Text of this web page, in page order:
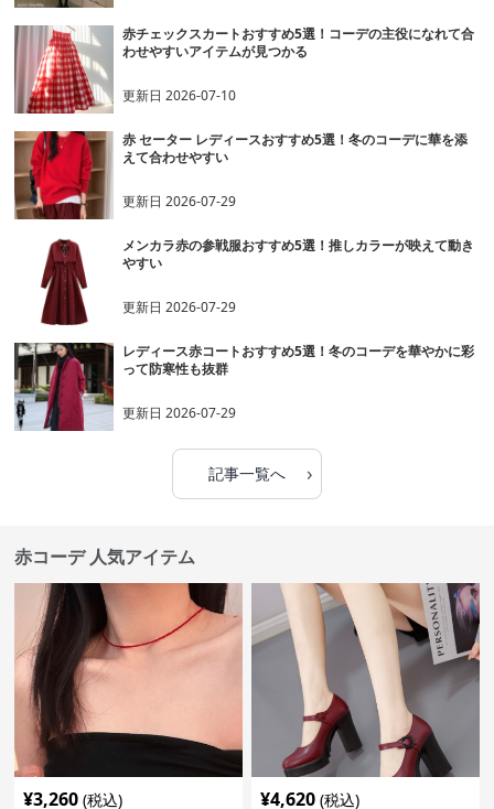
赤チェックスカートおすすめ5選！コーデの主役になれて合
わせやすいアイテムが見つかる
更新日2026-07-10
赤 セーター レディースおすすめ5選！冬のコーデに華を添
えて合わせやすい
更新日2026-07-29
メンカラ赤の参戦服おすすめ5選！推しカラーが映えて動き
やすい
更新日2026-07-29
レディース赤コートおすすめ5選！冬のコーデを華やかに彩
って防寒性も抜群
更新日2026-07-29
記事一覧へ ›
赤コーデ 人気アイテム
¥3,260 (税込) ¥4,620 (税込)